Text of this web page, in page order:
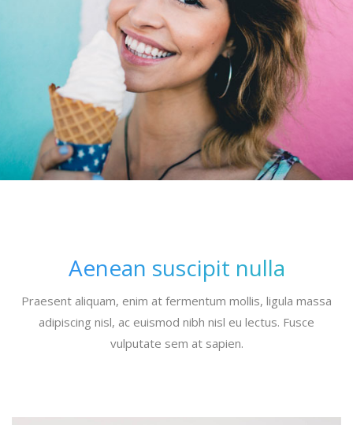
Aenean suscipit nulla
Praesent aliquam, enim at fermentum mollis, ligula massa
adipiscing nisl, ac euismod nibh nisl eu lectus. Fusce
vulputate sem at sapien.